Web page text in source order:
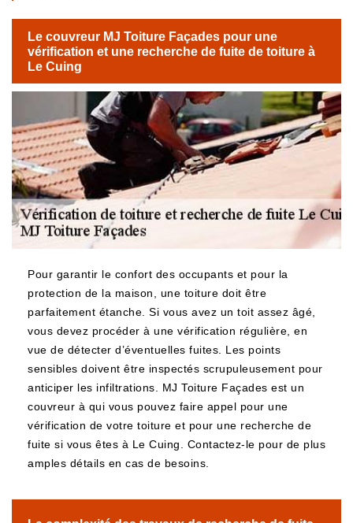
Le couvreur MJ Toiture Façades pour une
vérification et une recherche de fuite de toiture à
Le Cuing
Pour garantir le confort des occupants et pour la
protection de la maison, une toiture doit être
parfaitement étanche. Si vous avez un toit assez âgé,
vous devez procéder à une vérification régulière, en
vue de détecter d’éventuelles fuites. Les points
sensibles doivent être inspectés scrupuleusement pour
anticiper les infiltrations. MJ Toiture Façades est un
couvreur à qui vous pouvez faire appel pour une
vérification de votre toiture et pour une recherche de
fuite si vous êtes à Le Cuing. Contactez-le pour de plus
amples détails en cas de besoins.